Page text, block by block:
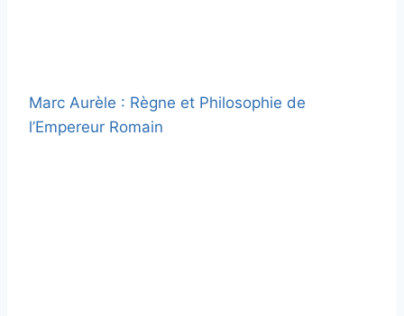
Marc Aurèle : Règne et Philosophie de
l’Empereur Romain